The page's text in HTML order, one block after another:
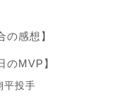
の感想】
のMVP】
平投手